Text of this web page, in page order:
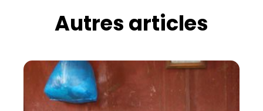
Autres articles